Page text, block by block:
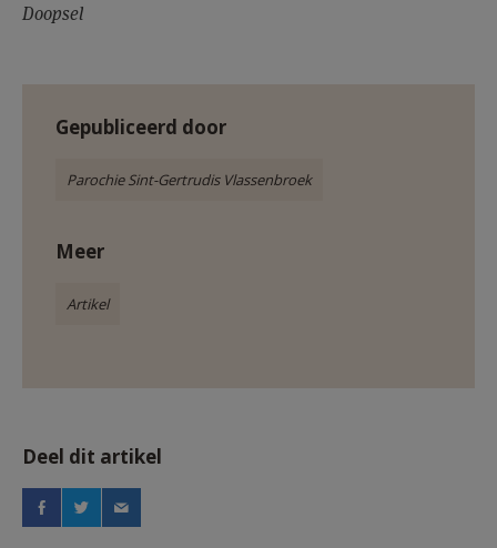
Doopsel
Gepubliceerd door
Parochie Sint-Gertrudis Vlassenbroek
Meer
Artikel
Deel dit artikel